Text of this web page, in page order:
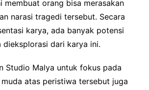
membuat orang bisa merasakan
narasi tragedi tersebut. Secara
karya, ada banyak potensi
dieksplorasi dari karya ini.
Studio Malya untuk fokus pada
atas peristiwa tersebut juga